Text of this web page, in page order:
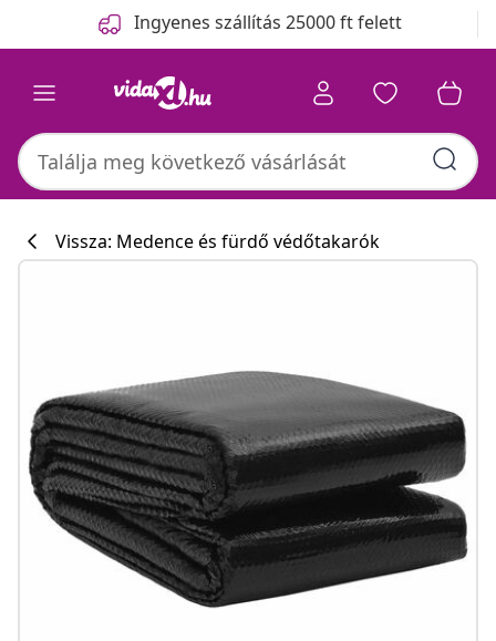
Ingyenes szállítás 25000 ft felett
Vissza: Medence és fürdő védőtakarók